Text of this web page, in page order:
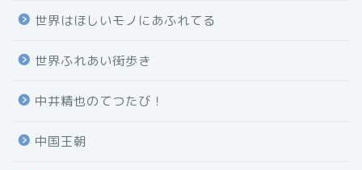
世界はほしいモノにあふれてる
世界ふれあい街歩き
中井精也のてつたび！
中国王朝